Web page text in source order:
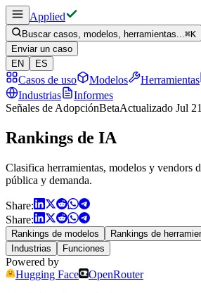
Applied
Buscar casos, modelos, herramientas...⌘K
Enviar un caso
EN
ES
Casos de uso Modelos Herramientas
Industrias
Informes
Señales de AdopciónBetaActualizado Jul
Rankings de IA
Clasifica herramientas, modelos y vendors
pública y demanda.
Share:
Share:
Rankings de modelos Rankings de
Industrias
Funciones
Powered by
Hugging Face
OpenRouter